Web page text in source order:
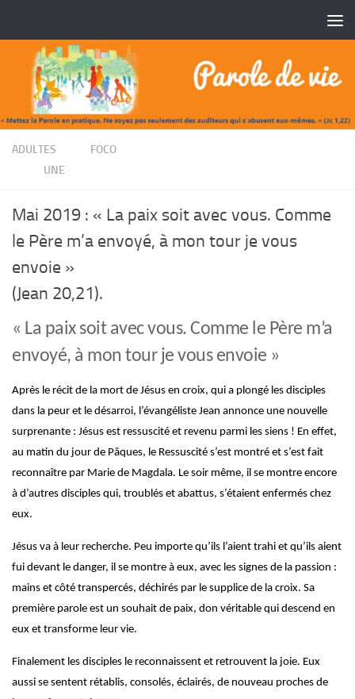
ADULTES FOCO
UNE
Mai 2019 : « La paix soit avec vous. Comme
le Père m’a envoyé, à mon tour je vous
envoie »
(Jean 20,21).
« La paix soit avec vous. Comme le Père m’a
envoyé, à mon tour je vous envoie »
Après le récit de la mort de Jésus en croix, qui a plongé les disciples
dans la peur et le désarroi, l’évangéliste Jean annonce une nouvelle
surprenante : Jésus est ressuscité et revenu parmi les siens ! En effet,
au matin du jour de Pâques, le Ressuscité s’est montré et s’est fait
reconnaître par Marie de Magdala. Le soir même, il se montre encore
à d’autres disciples qui, troublés et abattus, s’étaient enfermés chez
eux.
Jésus va à leur recherche. Peu importe qu’ils l’aient trahi et qu’ils aient
fui devant le danger, il se montre à eux, avec les signes de la passion :
mains et côté transpercés, déchirés par le supplice de la croix. Sa
première parole est un souhait de paix, don véritable qui descend en
eux et transforme leur vie.
Finalement les disciples le reconnaissent et retrouvent la joie. Eux
aussi se sentent rétablis, consolés, éclairés, de nouveau proches de